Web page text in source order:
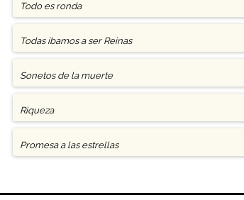
Todo es ronda
Todas íbamos a ser Reinas
Sonetos de la muerte
Riqueza
Promesa a las estrellas